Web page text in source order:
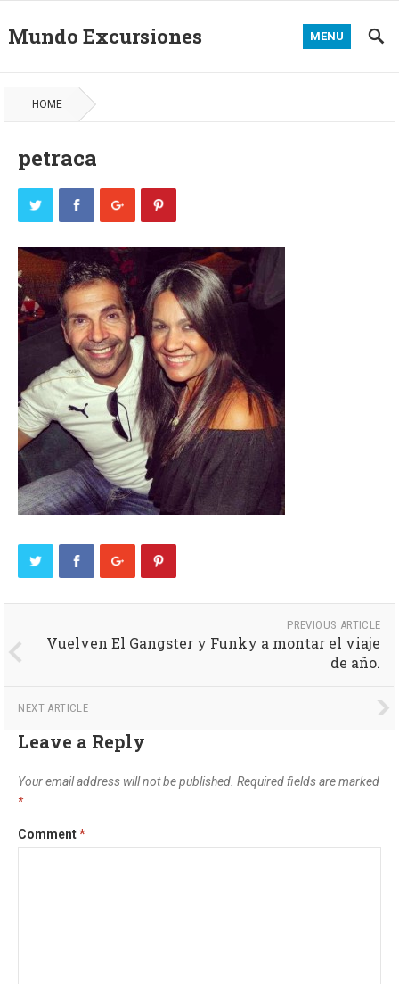
Mundo Excursiones MENU
HOME
petraca
PREVIOUS ARTICLE
Vuelven El Gangster y Funky a montar el viaje
de año.
NEXT ARTICLE
Leave a Reply
Your email address will not be published. Required fields are marked
*
Comment*